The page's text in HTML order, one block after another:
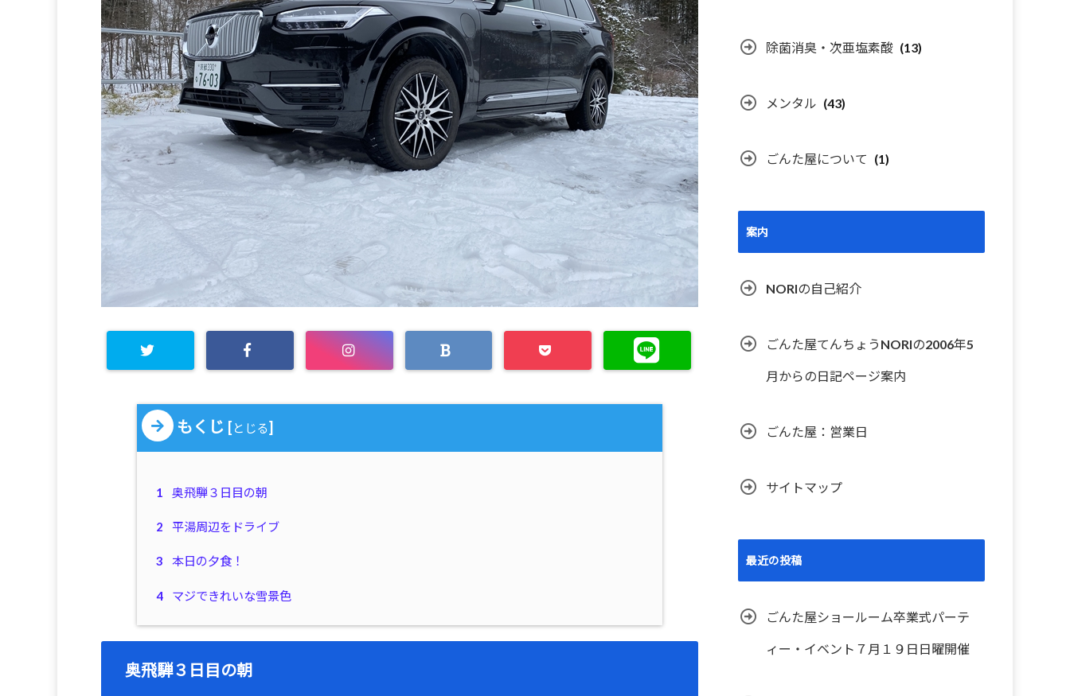
もくじ [とじる]
1 奥飛騨３日目の朝
2 平湯周辺をドライブ
3 本日の夕食！
4 マジできれいな雪景色
奥飛騨３日目の朝
除菌消臭・次亜塩素酸 (13)
メンタル (43)
ごんた屋について (1)
案内
NORIの自己紹介
ごんた屋てんちょうNORIの2006年5
月からの日記ページ案内
ごんた屋：営業日
サイトマップ
最近の投稿
ごんた屋ショールーム卒業式パーテ
ィー・イベント７月１９日日曜開催